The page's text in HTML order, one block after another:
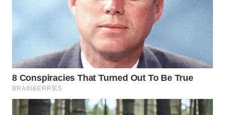
WN
INDRAMAYU
WN
KUNINGAN